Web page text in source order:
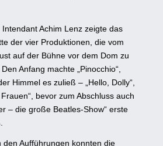
Achim Lenz zeigte das
der vier Produktionen, die vom
auf der Bühne vor dem Dom zu
Anfang machte „Pinocchio“,
Himmel es zuließ – „Hello, Dolly“,
bevor zum Abschluss auch
– die große Beatles-Show“ erste
den Aufführungen konnten die